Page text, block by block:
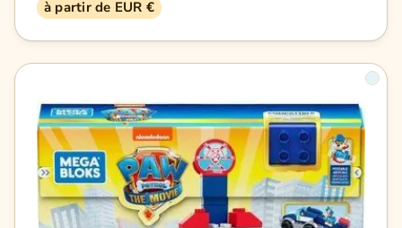
à partir de EUR €